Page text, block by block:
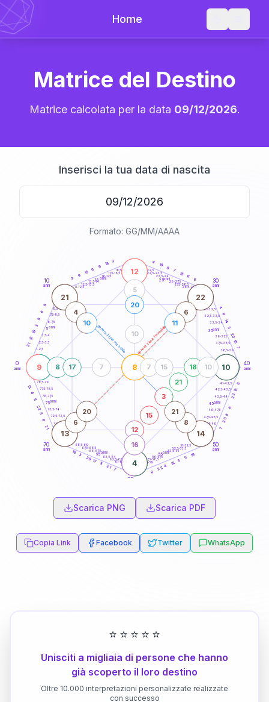
Home
Matrice del Destino
Matrice calcolata per la data 09/12/2026.
Inserisci la tua data di nascita
Formato: GG/MM/AAAA
generazione maschile generazione femminile
0
anni
10
anni
30
anni
40
anni
50
anni
60
70
anni
1-2,5
2,5-3,5
3,5-4
6-7,5
7,5-8,5
8,5-9
11-12,5
12,5-13,5
13,5-14
16-17,5
17,5-18,5
18,5-19
21-22,5
22,5-23,5
23,5-24
26-27,5
27,5-28,5
28,5-29
31-32,5
32,5-33,5
33,5-34
36-37,5
37,5-38,5
38,5-39
41-42,5
42,5-43,5
43,5-44
46-47,5
47,5-48,5
48,5-49
51-52,5
52,5-53,5
53,5-54
56-57,5
57,5-58,5
58,5-59
61-62,5
62,5-63,5
63,5-64
66-67,5
67,5-68,5
68,5-69
71-72,5
72,5-73,5
73,5-74
76-77,5
77,5-78,5
78,5-79
21
12
15
3
9
6
9
3
9
15
6
6
18 3 4
19
8
7
18 11
6
4
9
14
5
20
15
7
8
16
22
6
8
20
7
19
5
5
18
4
22
8
7
21
11
17
20
3
16
21
8
3
22
8
4
13
9
12
10
4
8
21 22
13 14
12
15
3
21
18
8
5
10
16
17
20
7 15
7
10
4
10
6
11
6
20
8
21
5anni
15 anni 25anni
35anni
45anni
55anni
65anni
75anni
Scarica PNG Scarica PDF
Copia Link Facebook Twitter WhatsApp
⭐ ⭐ ⭐ ⭐ ⭐
Unisciti a migliaia di persone che hanno
già scoperto il loro destino
Oltre 10.000 interpretazioni personalizzate realizzate
con successo